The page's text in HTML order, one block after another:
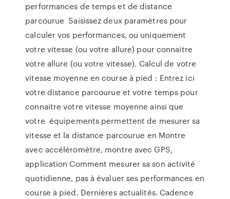
performances de temps et de distance
parcourue Saisissez deux paramètres pour
calculer vos performances, ou uniquement
votre vitesse (ou votre allure) pour connaitre
votre allure (ou votre vitesse). Calcul de votre
vitesse moyenne en course à pied : Entrez ici
votre distance parcourue et votre temps pour
connaitre votre vitesse moyenne ainsi que
votre équipements permettent de mesurer sa
vitesse et la distance parcourue en Montre
avec accéléromètre, montre avec GPS,
application Comment mesurer sa son activité
quotidienne, pas à évaluer ses performances en
course à pied. Dernières actualités. Cadence